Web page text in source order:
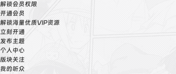
解锁会员权限
开通会员
解锁海量优质VIP资源
立刻开通
发布主题
个人中心
版块关注
我的听众